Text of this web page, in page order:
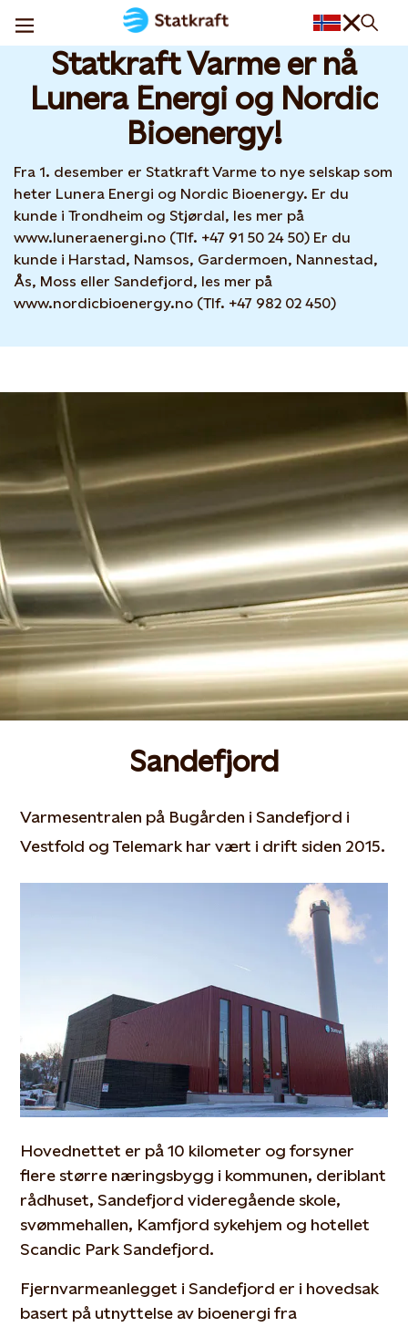
Statkraft Varme har fått nye eiere 08 DEC, 2025
Statkraft Varme er nå
Lunera Energi og Nordic
Bioenergy!
Fra 1. desember er Statkraft Varme to nye selskap som
heter Lunera Energi og Nordic Bioenergy. Er du
kunde i Trondheim og Stjørdal, les mer på
www.luneraenergi.no (Tlf. +47 91 50 24 50) Er du
kunde i Harstad, Namsos, Gardermoen, Nannestad,
Ås, Moss eller Sandefjord, les mer på
www.nordicbioenergy.no (Tlf. +47 982 02 450)
Sandefjord
Varmesentralen på Bugården i Sandefjord i
Vestfold og Telemark har vært i drift siden 2015.
Hovednettet er på 10 kilometer og forsyner
flere større næringsbygg i kommunen, deriblant
rådhuset, Sandefjord videregående skole,
svømmehallen, Kamfjord sykehjem og hotellet
Scandic Park Sandefjord.
Fjernvarmeanlegget i Sandefjord er i hovedsak
basert på utnyttelse av bioenergi fra